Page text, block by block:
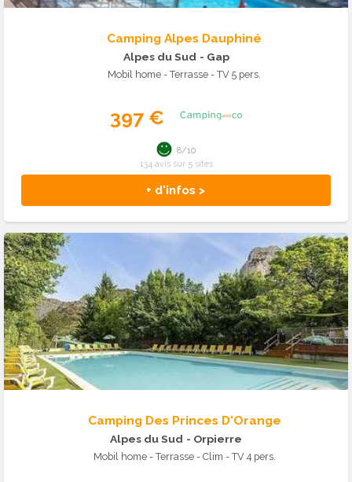
Camping Alpes Dauphiné
Alpes du Sud - Gap
Mobil home - Terrasse - TV 5 pers.
397 €
+ d'infos >
8/10
134 avis sur 5 sites
Camping Des Princes D'Orange
Alpes du Sud - Orpierre
Mobil home - Terrasse - Clim - TV 4 pers.